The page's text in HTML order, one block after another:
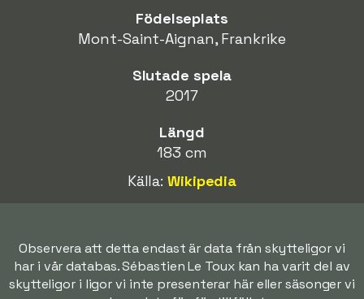
Födelseplats
Mont-Saint-Aignan, Frankrike
Slutade spela
2017
Längd
183 cm
Källa:Wikipedia
Observera att detta endast är data från skytteligor vi
har i vår databas. Sébastien Le Toux kan ha varit del av
skytteligor i ligor vi inte presenterar här eller säsonger vi